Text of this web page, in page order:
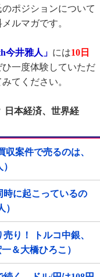
ポジションについて
ルマガです。
今井雅人」 には10日
一度体験していただ
てください。
日本経済、世界経
案件で売るのは、
時に起こっているの
り！ トルコ中銀、
＆大橋ひろこ）